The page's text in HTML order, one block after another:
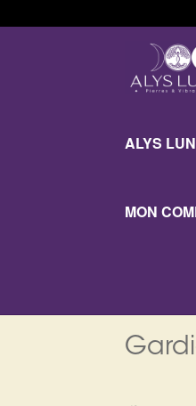
Aller
la
Aller
au
contenu
ALYS
MON